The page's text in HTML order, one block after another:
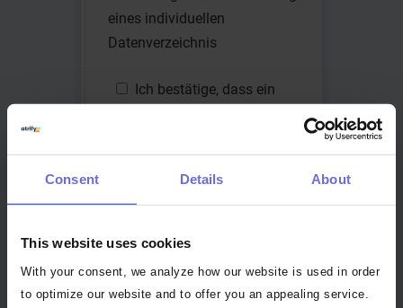
Consent Details About
This website uses cookies
With your consent, we analyze how our website is used in order
to optimize our website and to offer you an appealing service.
eines individuellen
Datenverzeichnis
atrify
Kunde
Ich bestätige, dass ein
aktiver Vertrag mit atrify GmbH